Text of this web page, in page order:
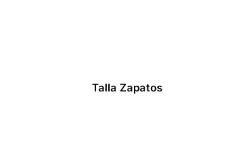
Talla Zapatos